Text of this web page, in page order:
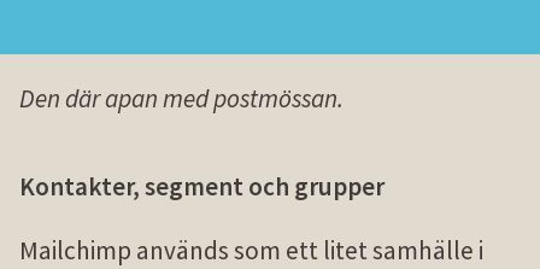
Den där apan med postmössan.
Kontakter, segment och grupper
Mailchimp används som ett litet samhälle i